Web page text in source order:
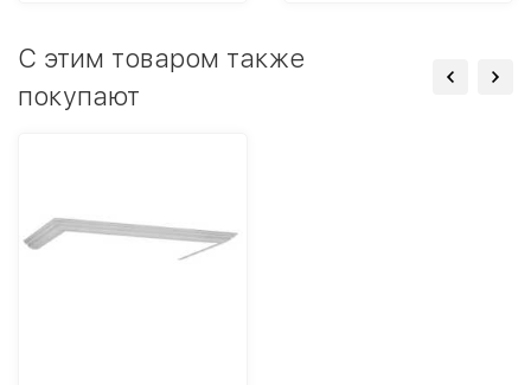
C этим товаром также
покупают